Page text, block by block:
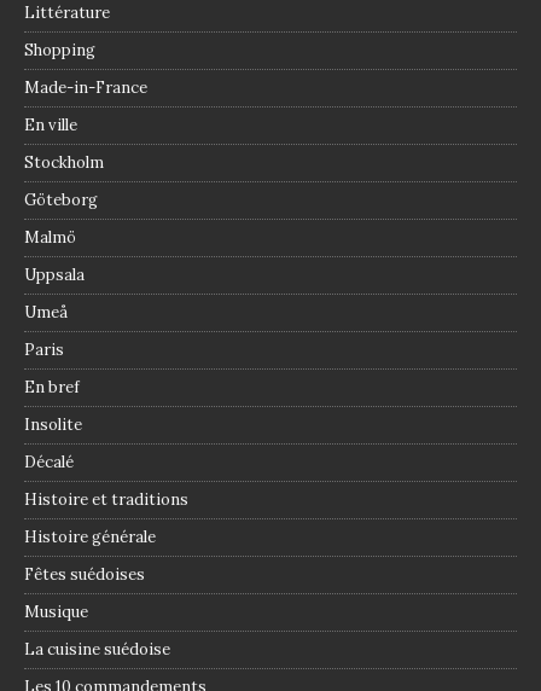
Littérature
Shopping
Made-in-France
En ville
Stockholm
Göteborg
Malmö
Uppsala
Umeå
Paris
En bref
Insolite
Décalé
Histoire et traditions
Histoire générale
Fêtes suédoises
Musique
La cuisine suédoise
Les 10 commandements